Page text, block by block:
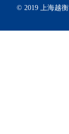
© 2019 上海越